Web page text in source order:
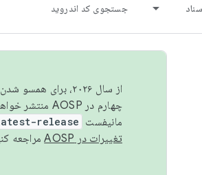
جستجوی کد اندروید
از سال ۲۰۲۶،
چهارم در AOSP منتشر خواهیم کرد. برای ساخت و مشارکت در AOSP،
مانیفست release
تغییرات در AOSP
مراجعه